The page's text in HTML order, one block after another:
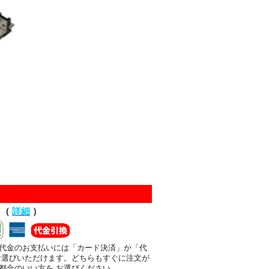
詳細 ）
金のお支払いには「カード決済」か「代
びいただけます。どちらもすぐに注文が